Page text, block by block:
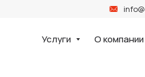
Услуги О компании